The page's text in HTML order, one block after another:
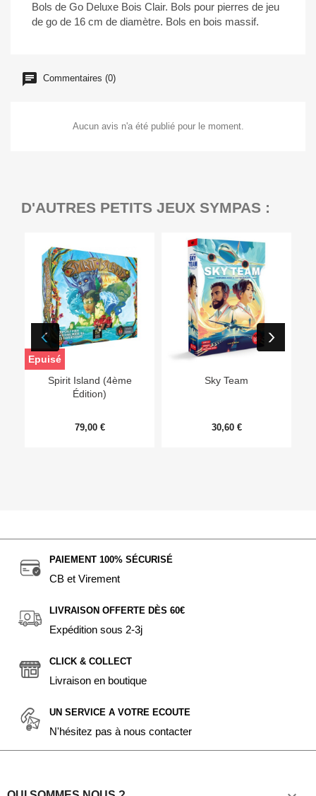
Bols de Go Deluxe Bois Clair. Bols pour pierres de jeu
de go de 16 cm de diamètre. Bols en bois massif.
Commentaires (0)
Aucun avis n'a été publié pour le moment.
D'AUTRES PETITS JEUX SYMPAS :
Spirit Island (4ème
Édition)
79,00 €
Epuisé
Sky Team
30,60 €
PAIEMENT 100% SÉCURISÉ
CB et Virement
LIVRAISON OFFERTE DÈS 60€
Expédition sous 2-3j
CLICK & COLLECT
Livraison en boutique
UN SERVICE A VOTRE ECOUTE
N'hésitez pas à nous contacter